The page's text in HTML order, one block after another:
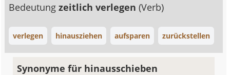
Bedeutungzeitlich verlegen(Verb)
verlegen hinausziehen aufsparen zurückstellen
Synonyme für hinausschieben